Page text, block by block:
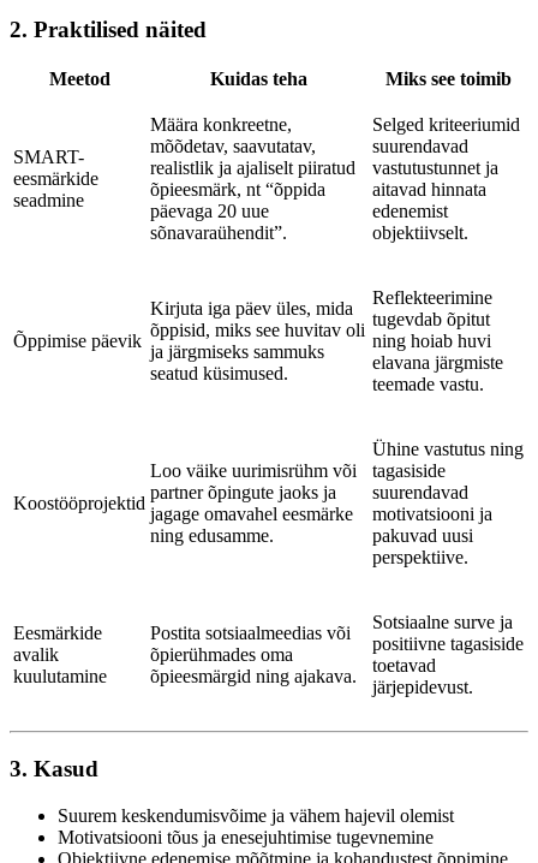
2. Praktilised näited
Meetod Kuidas teha Miks see toimib
SMART-
eesmärkide
seadmine
Määra konkreetne,
mõõdetav, saavutatav,
realistlik ja ajaliselt piiratud
õpieesmärk, nt “õppida
päevaga 20 uue
sõnavaraühendit”.
Selged kriteeriumid
suurendavad
vastutustunnet ja
aitavad hinnata
edenemist
objektiivselt.
Õppimise päevik
Kirjuta iga päev üles, mida
õppisid, miks see huvitav oli
ja järgmiseks sammuks
seatud küsimused.
Reflekteerimine
tugevdab õpitut
ning hoiab huvi
elavana järgmiste
teemade vastu.
Koostööprojektid
Loo väike uurimisrühm või
partner õpingute jaoks ja
jagage omavahel eesmärke
ning edusamme.
Ühine vastutus ning
tagasiside
suurendavad
motivatsiooni ja
pakuvad uusi
perspektiive.
Eesmärkide
avalik
kuulutamine
Postita sotsiaalmeedias või
õpierühmades oma
õpieesmärgid ning ajakava.
Sotsiaalne surve ja
positiivne tagasiside
toetavad
järjepidevust.
3. Kasud
Suurem keskendumisvõime ja vähem hajevil olemist
Motivatsiooni tõus ja enesejuhtimise tugevnemine
Objektiivne edenemise mõõtmine ja kohandustest õppimine